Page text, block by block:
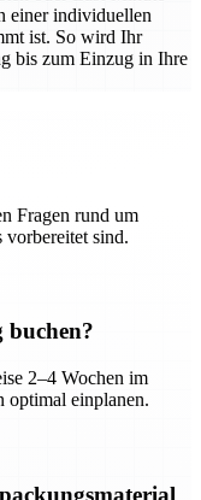
einer individuellen
ist. So wird Ihr
bis zum Einzug in Ihre
Fragen rund um
vorbereitet sind.
buchen?
2–4 Wochen im
optimal einplanen.